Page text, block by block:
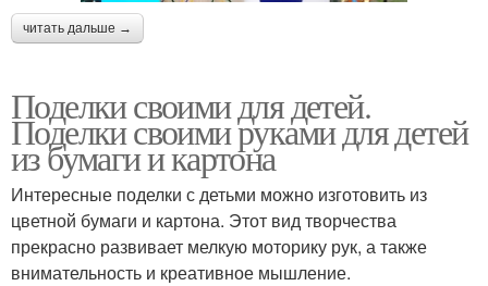
читать дальше →
Поделки своими для детей.
Поделки своими руками для детей
из бумаги и картона
Интересные поделки с детьми можно изготовить из
цветной бумаги и картона. Этот вид творчества
прекрасно развивает мелкую моторику рук, а также
внимательность и креативное мышление.